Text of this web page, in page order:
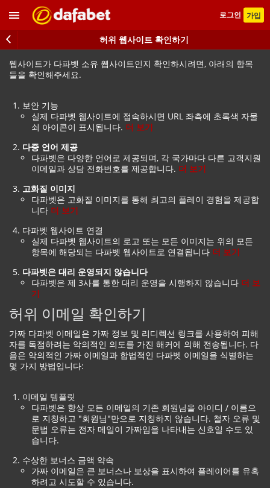
로그인 가입
허위 웹사이트 확인하기
웹사이트가 다파벳 소유 웹사이트인지 확인하시려면, 아래의 항목
들을 확인해주세요.
보안 기능
실제 다파벳 웹사이트에 접속하시면 URL 좌측에 초록색 자물
쇠 아이콘이 표시됩니다. 더 보기
다중 언어 제공
다파벳은 다양한 언어로 제공되며, 각 국가마다 다른 고객지원
이메일과 상담 전화번호를 제공합니다. 더 보기
고화질 이미지
다파벳은 고화질 이미지를 통해 최고의 플레이 경험을 제공합
니다 더 보기
다파벳 웹사이트 연결
실제 다파벳 웹사이트의 로고 또는 모든 이미지는 위의 모든
항목에 해당되는 다파벳 웹사이트로 연결됩니다 더 보기
다파벳은 대리 운영되지 않습니다
다파벳은 제 3사를 통한 대리 운영을 시행하지 않습니다 더 보
기
허위 이메일 확인하기
가짜 다파벳 이메일은 가짜 정보 및 리디렉션 링크를 사용하여 피해
자를 독점하려는 악의적인 의도를 가진 해커에 의해 전송됩니다. 다
음은 악의적인 가짜 이메일과 합법적인 다파벳 이메일을 식별하는
몇 가지 방법입니다:
이메일 템플릿
다파벳은 항상 모든 이메일의 기존 회원님을 아이디 / 이름으
로 지칭하고 "회원님"만으로 지칭하지 않습니다. 철자 오류 및
문법 오류는 전자 메일이 가짜임을 나타내는 신호일 수도 있
습니다.
수상한 보너스 금액 약속
가짜 이메일은 큰 보너스나 보상을 표시하여 플레이어를 유혹
하려고 시도할 수 있습니다.